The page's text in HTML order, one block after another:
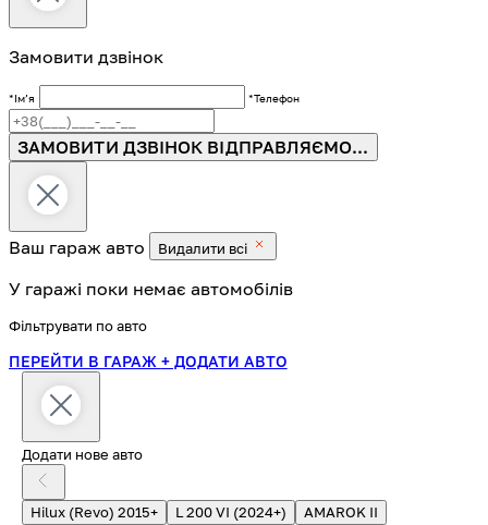
Замовити дзвінок
*Імʼя *Телефон
ЗАМОВИТИ ДЗВІНОК ВІДПРАВЛЯЄМО...
Ваш гараж авто Видалити всі
У гаражі поки немає автомобілів
Фільтрувати по авто
ПЕРЕЙТИ В ГАРАЖ + ДОДАТИ АВТО
Додати нове авто
Hilux (Revo) 2015+ L 200 VI (2024+)
AMAROK II